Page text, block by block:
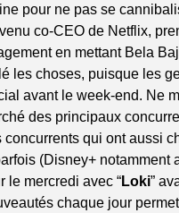
pour ne pas se
co-CEO de Netflix,
en mettant Bela
les choses, puisque les
avant le week-end. Ne
des principaux
qui ont aussi
(Disney+ notamment
le mercredi avec “Loki”
chaque jour